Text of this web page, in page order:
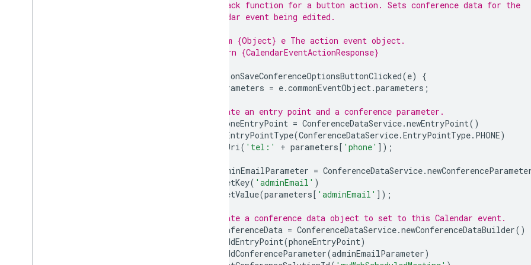
* Callback function for a button action. Sets conference data for the
* Calendar event being edited.
* @param {Object} e The action event object.
* @return {CalendarEventActionResponse}
onSaveConferenceOptionsButtonClicked(e)
{
parameters = e.commonEventObject.parameters ;
// Create an entry point and a conference parameter.
phoneEntryPoint = ConferenceDataService.newEntryPoint()
setEntryPointType(ConferenceDataService.EntryPointType. PHONE)
setUri( 'tel:' + parameters[ 'phone' ]);
adminEmailParameter = ConferenceDataService.
setKey( 'adminEmail' )
setValue(parameters[ 'adminEmail' ]);
// Create a conference data object to set to this Calendar event.
conferenceData = ConferenceDataService.newConferenceDataBuilder()
addEntryPoint(phoneEntryPoint)
addConferenceParameter(adminEmailParameter)